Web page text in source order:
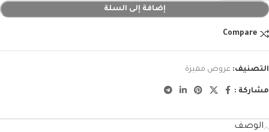
إضافة إلى السلة
Compare
التصنيف: عروض مميزة
مشاركة :
الوصف